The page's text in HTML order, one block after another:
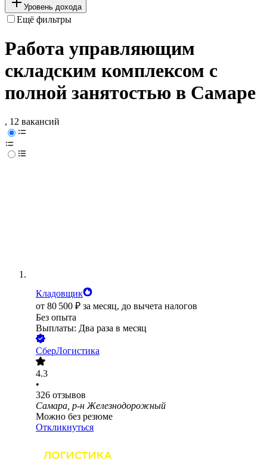
Уровень дохода
Ещё фильтры
Работа управляющим
складским комплексом с
полной занятостью в Самаре
, 12 вакансий
Кладовщик
от 80 500 ₽ за месяц, до вычета налогов
Без опыта
Выплаты: Два раза в месяц
СберЛогистика
4.3
•
326 отзывов
Самара, р-н Железнодорожный
Можно без резюме
Откликнуться